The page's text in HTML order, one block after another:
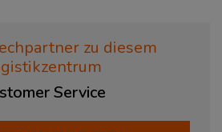
zu diesem
Service